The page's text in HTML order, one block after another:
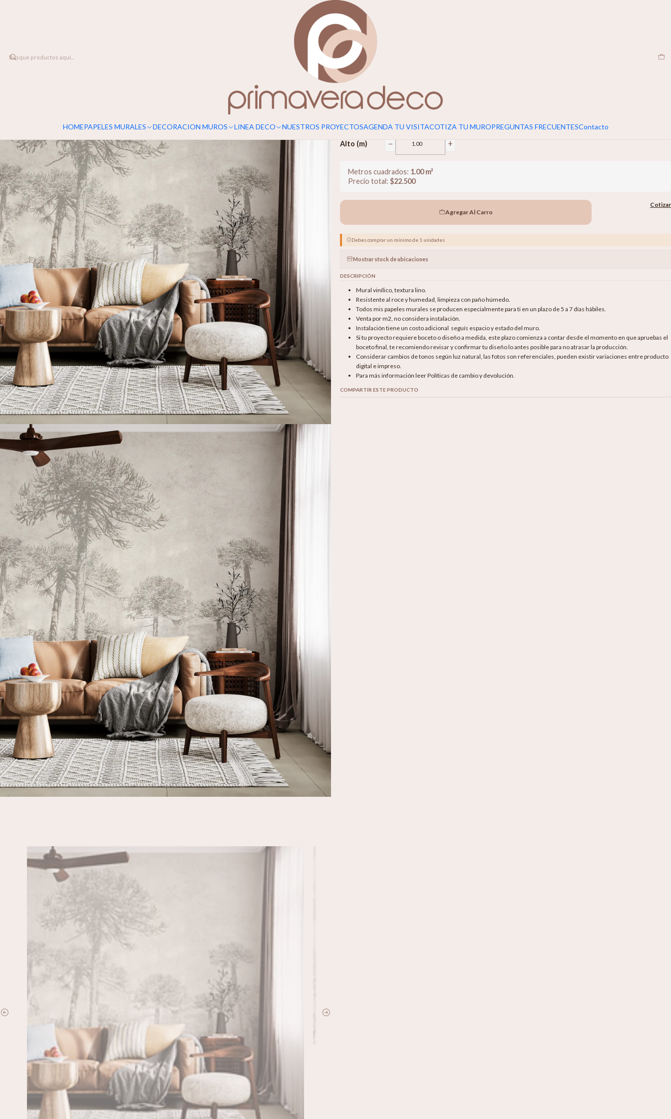
HOMEPAPELES MURALES DECORACION MUROS LINEA DECO NUESTROS PROYECTOSAGENDA TU VISITACOTIZA TU MUROPREGUNTAS FRECUENTESContacto
Para un calce perfecto, considerar sumar 5cm extra al ancho y alto de tu muro
Araucarias
$22.500
Alto (m) − +
Metros cuadrados: 1.00m²
Precio total: $22.500
Agregar Al Carro
Cotizar
Debes comprar un mínimo de 1 unidades
Mostrar stock de ubicaciones
DESCRIPCIÓN
Mural vinílico, textura lino.
Resistente al roce y humedad, limpieza con paño húmedo.
Todos mis papeles murales se producen especialmente para ti en un plazo de 5 a 7 días hábiles.
Venta por m2, no considera instalación.
Instalación tiene un costo adicional seguís espacio y estado del muro.
Si tu proyecto requiere boceto o diseño a medida, este plazo comienza a contar desde el momento en que apruebas el
boceto final, te recomiendo revisar y confirmar tu diseño lo antes posible para no atrasar la producción.
Considerar cambios de tonos según luz natural, las fotos son referenciales, pueden existir variaciones entre producto
digital e impreso.
Para más información leer Políticas de cambio y devolución.
COMPARTIR ESTE PRODUCTO